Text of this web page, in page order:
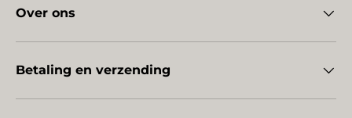
Over ons
Betaling en verzending